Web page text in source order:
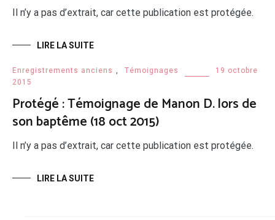
Il n’y a pas d’extrait, car cette publication est protégée.
LIRE LA SUITE
Enregistrements anciens , Témoignages
19 octobre
2015
Protégé : Témoignage de Manon D. lors de
son baptême (18 oct 2015)
Il n’y a pas d’extrait, car cette publication est protégée.
LIRE LA SUITE